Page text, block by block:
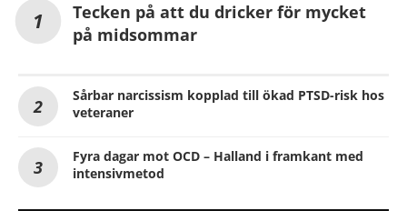
Tecken på att du dricker för mycket
på midsommar
Sårbar narcissism kopplad till ökad PTSD-risk hos
veteraner
Fyra dagar mot OCD – Halland i framkant med
intensivmetod